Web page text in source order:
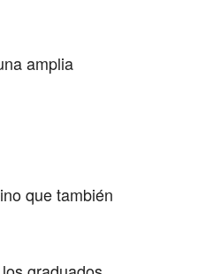
amplia
que también